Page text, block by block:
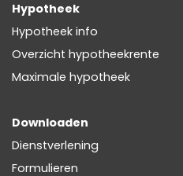
Hypotheek
Hypotheek info
Overzicht hypotheekrente
Maximale hypotheek
Downloaden
Dienstverlening
Formulieren